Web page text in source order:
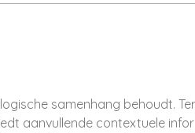
samenhang behoudt.
aanvullende contextuele